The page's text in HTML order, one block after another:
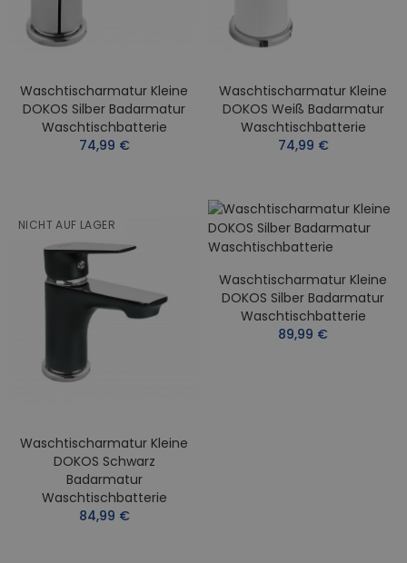
Waschtischarmatur Kleine
DOKOS Silber Badarmatur
Waschtischbatterie
74,99 €
Waschtischarmatur Kleine
DOKOS Weiß Badarmatur
Waschtischbatterie
74,99 €
NICHT AUF LAGER
Waschtischarmatur Kleine
DOKOS Schwarz
Badarmatur
Waschtischbatterie
84,99 €
Waschtischarmatur Kleine
DOKOS Silber Badarmatur
Waschtischbatterie
89,99 €